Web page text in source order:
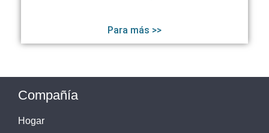
Para más >>
Compañía
Hogar